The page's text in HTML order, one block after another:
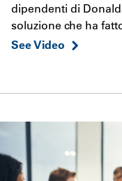
dipendenti di
soluzione che ha
See Video